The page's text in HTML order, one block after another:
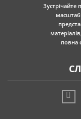
повна